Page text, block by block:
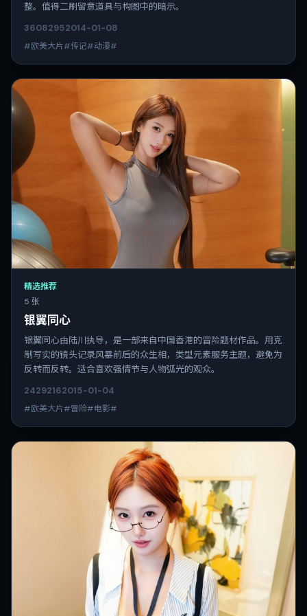
整。值得二刷留意道具与构图中的暗示。
36082952014-01-08
#欧美大片#传记#动漫#
精选推荐
5 张
银翼同心
银翼同心由陆川执导，是一部来自中国香港的冒险题材作品。用克
制写实的镜头记录风暴前后的众生相，类型元素服务主题，避免为
反转而反转。适合喜欢强情节与人物弧光的观众。
24292162015-01-04
#欧美大片#冒险#电影#